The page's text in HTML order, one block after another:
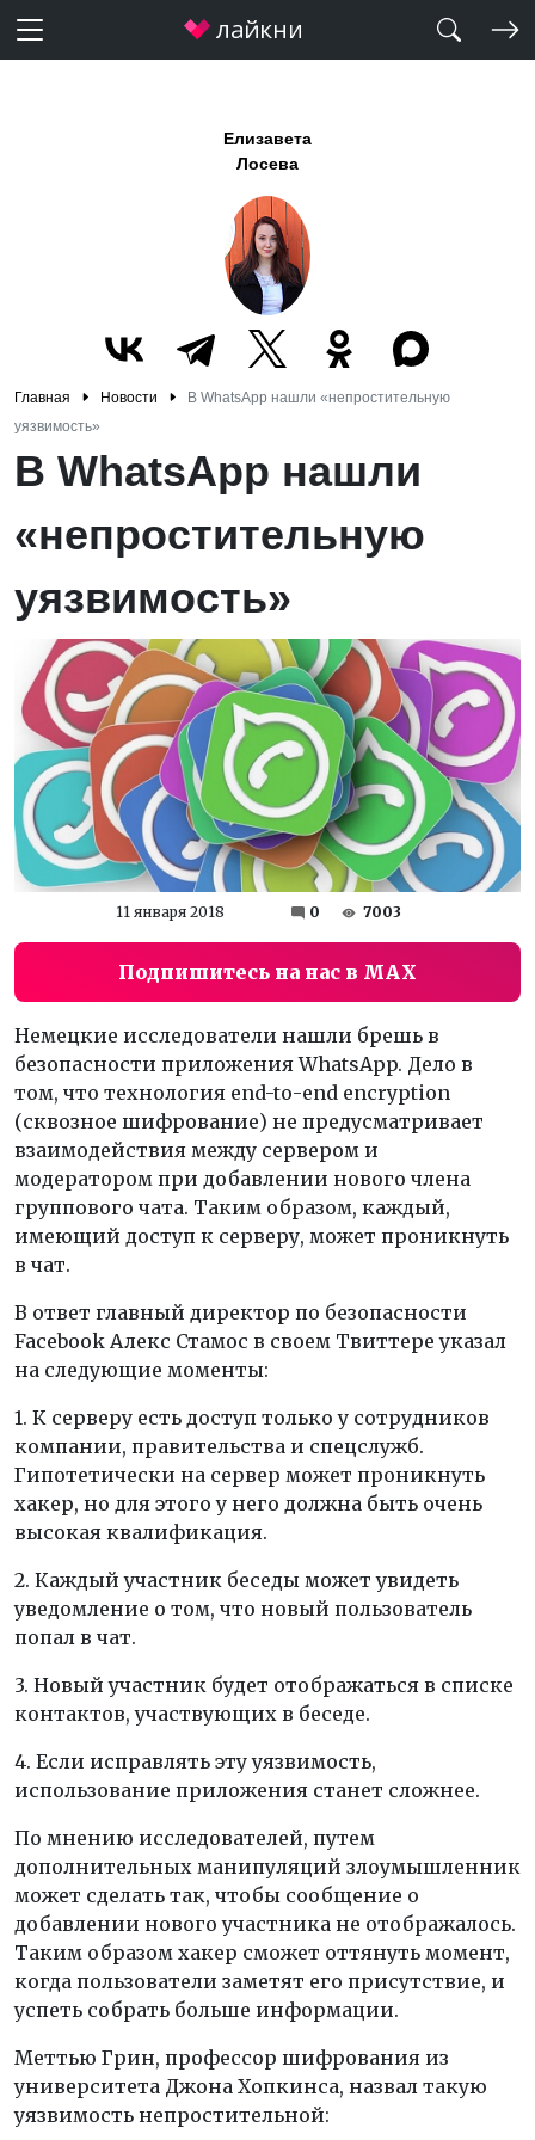
Елизавета
Лосева
Главная Новости
В WhatsApp нашли «непростительную
уязвимость»
В WhatsApp нашли
«непростительную
уязвимость»
11 января 2018 0 7003
Подпишитесь на нас в MAX
Немецкие исследователи нашли брешь в
безопасности приложения WhatsApp. Дело в
том, что технология end-to-end encryption
(сквозное шифрование) не предусматривает
взаимодействия между сервером и
модератором при добавлении нового члена
группового чата. Таким образом, каждый,
имеющий доступ к серверу, может проникнуть
в чат.
В ответ главный директор по безопасности
Facebook Алекс Стамос в своем Твиттере указал
на следующие моменты:
1. К серверу есть доступ только у сотрудников
компании, правительства и спецслужб.
Гипотетически на сервер может проникнуть
хакер, но для этого у него должна быть очень
высокая квалификация.
2. Каждый участник беседы может увидеть
уведомление о том, что новый пользователь
попал в чат.
3. Новый участник будет отображаться в списке
контактов, участвующих в беседе.
4. Если исправлять эту уязвимость,
использование приложения станет сложнее.
По мнению исследователей, путем
дополнительных манипуляций злоумышленник
может сделать так, чтобы сообщение о
добавлении нового участника не отображалось.
Таким образом хакер сможет оттянуть момент,
когда пользователи заметят его присутствие, и
успеть собрать больше информации.
Меттью Грин, профессор шифрования из
университета Джона Хопкинса, назвал такую
уязвимость непростительной: